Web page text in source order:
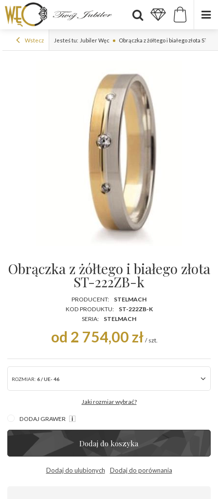
Wstecz Jesteś tu: Jubiler Węc Obrączka z żółtego i białego złota ST-
Obrączka z żółtego i białego złota
ST-222ZB-k
PRODUCENT:
STELMACH
KOD PRODUKTU:
ST-222ZB-K
SERIA:
STELMACH
od 2 754,00 zł / szt.
ROZMIAR: 6 / UE- 46
Jaki rozmiar wybrać?
DODAJ GRAWER
Dodaj do koszyka
Dodaj do ulubionych Dodaj do porównania